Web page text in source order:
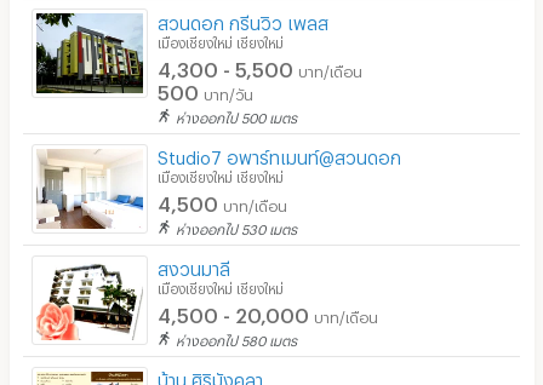
สวนดอก กรีนวิว เพลส
เมืองเชียงใหม่ เชียงใหม่
4,300 - 5,500 บาท/เดือน
500 บาท/วัน
ห่างออกไป 500 เมตร
Studio7 อพาร์ทเมนท์@สวนดอก
เมืองเชียงใหม่ เชียงใหม่
4,500 บาท/เดือน
ห่างออกไป 530 เมตร
สงวนมาลี
เมืองเชียงใหม่ เชียงใหม่
4,500 - 20,000 บาท/เดือน
ห่างออกไป 580 เมตร
บ้าน ศิริมังคลา